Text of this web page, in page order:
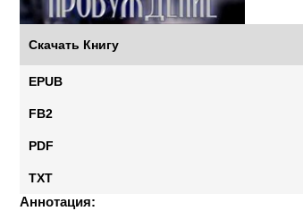
Скачать Книгу
EPUB
FB2
PDF
TXT
Аннотация: